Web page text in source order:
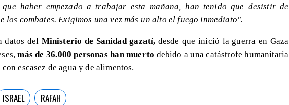
haber empezado a trabajar esta mañana, han tenido que desistir de
los combates. Exigimos una vez más un alto el fuego inmediato".
datos del Ministerio de Sanidad gazatí, desde que inició la guerra en Gaza
más de 36.000 personas han muerto debido a una catástrofe humanitaria
escasez de agua y de alimentos.
ISRAEL RAFAH